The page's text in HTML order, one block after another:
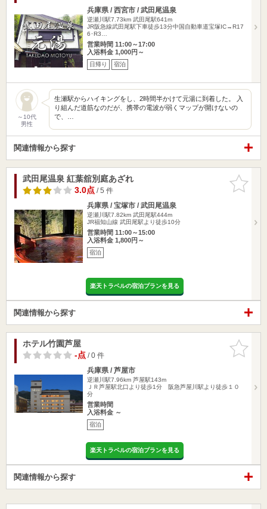
兵庫県 / 西宮市 / 武田尾温泉
逆瀬川駅7.73km 武田尾駅641m
JR阪急線武田尾駅下車徒歩13分中国自動車道宝塚IC→R17
6･R3…
営業時間 11:00～17:00
入浴料金 1,000円～
日帰り 宿泊
～10代
男性
生瀬駅からハイキングをし、2時間半かけて元湯に到着した。 入
り組んだ道筋なのだが、携帯の電波が弱くマップが開けないの
で、…
関連情報から探す
お気に入
りに追加
武田尾温泉 紅葉舘別庭あざれ
3.0点/ 5 件
兵庫県 / 宝塚市 / 武田尾温泉
逆瀬川駅7.82km 武田尾駅444m
JR福知山線 武田尾駅より徒歩10分
営業時間 11:00～15:00
入浴料金 1,800円～
宿泊
楽天トラベルの宿泊プランを見る
関連情報から探す
お気に入
りに追加
ホテル竹園芦屋
-点/ 0 件
兵庫県 / 芦屋市
逆瀬川駅7.96km 芦屋駅143m
ＪＲ芦屋駅北口より徒歩1分 阪急芦屋川駅より徒歩１０
分
営業時間
入浴料金 ～
宿泊
楽天トラベルの宿泊プランを見る
関連情報から探す